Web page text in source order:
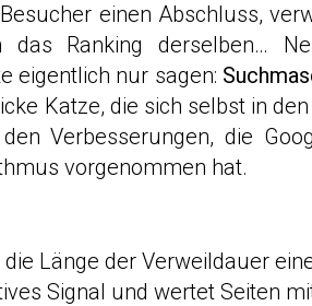
einen Abschluss,
das Ranking derselben…
eigentlich nur sagen:
Katze, die sich selbst in
Verbesserungen, die
vorgenommen hat.
Länge der Verweildauer
Signal und wertet Seiten